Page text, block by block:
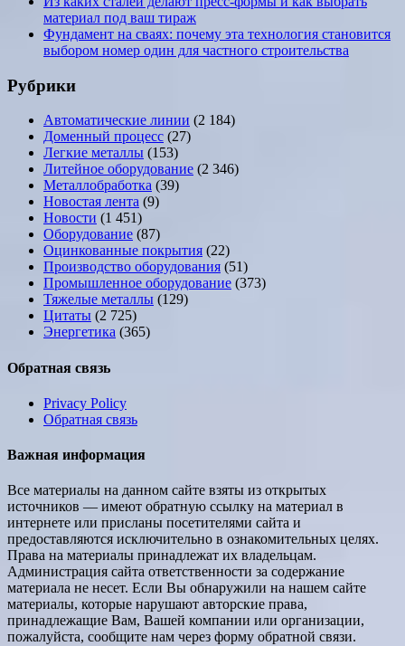
материал под ваш тираж
Фундамент на сваях: почему эта технология становится
выбором номер один для частного строительства
Рубрики
Автоматические линии (2 184)
Доменный процесс (27)
Легкие металлы (153)
Литейное оборудование (2 346)
Металлобработка (39)
Новостая лента (9)
Новости (1 451)
Оборудование (87)
Оцинкованные покрытия (22)
Производство оборудования (51)
Промышленное оборудование (373)
Тяжелые металлы (129)
Цитаты (2 725)
Энергетика (365)
Обратная связь
Privacy Policy
Обратная связь
Важная информация
Все материалы на данном сайте взяты из открытых
источников — имеют обратную ссылку на материал в
интернете или присланы посетителями сайта и
предоставляются исключительно в ознакомительных целях.
Права на материалы принадлежат их владельцам.
Администрация сайта ответственности за содержание
материала не несет. Если Вы обнаружили на нашем сайте
материалы, которые нарушают авторские права,
принадлежащие Вам, Вашей компании или организации,
пожалуйста, сообщите нам через форму обратной связи.